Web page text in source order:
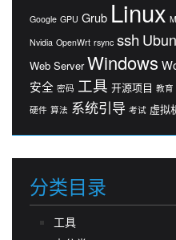
Google GPU Grub Linux
Nvidia OpenWrt rsync ssh
Web Server Windows
安全 密码 工具 开源项目 教育
硬件 算法 系统引导 考试 虚拟
分类目录
工具